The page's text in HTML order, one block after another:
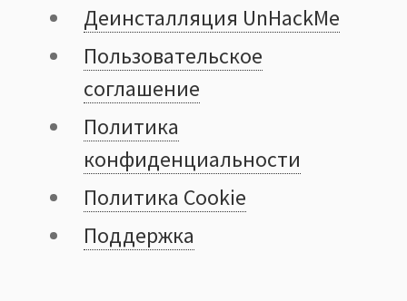
Деинсталляция UnHackMe
Пользовательское
cоглашение
Политика
конфиденциальности
Политика Cookie
Поддержка